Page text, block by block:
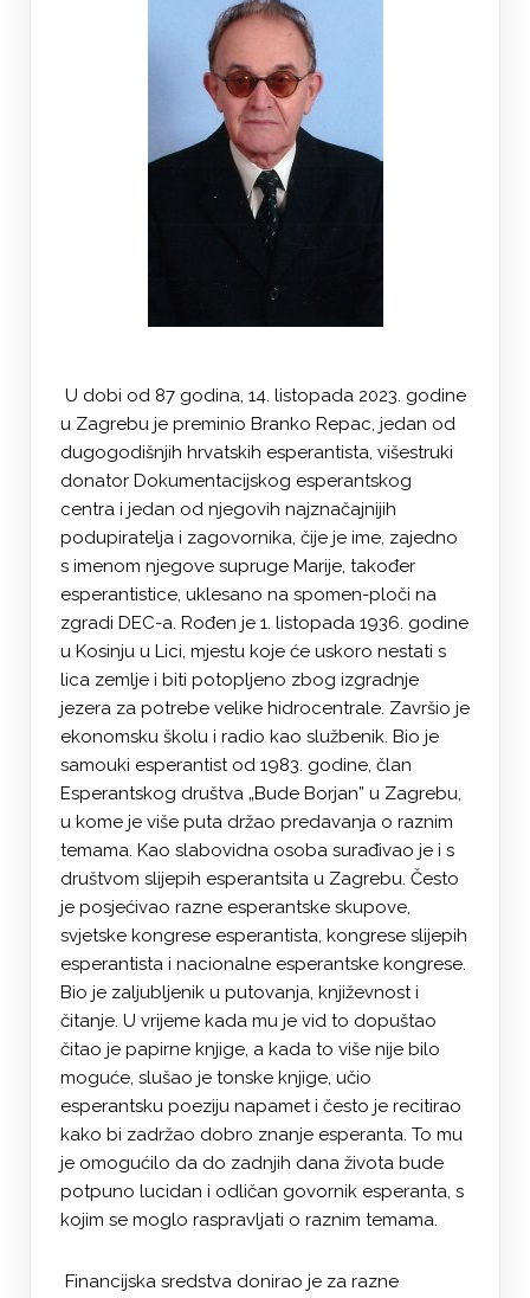
U dobi od 87 godina, 14. listopada 2023. godine
u Zagrebu je preminio Branko Repac, jedan od
dugogodišnjih hrvatskih esperantista, višestruki
donator Dokumentacijskog esperantskog
centra i jedan od njegovih najznačajnijih
podupiratelja i zagovornika, čije je ime, zajedno
s imenom njegove supruge Marije, također
esperantistice, uklesano na spomen-ploči na
zgradi DEC-a. Rođen je 1. listopada 1936. godine
u Kosinju u Lici, mjestu koje će uskoro nestati s
lica zemlje i biti potopljeno zbog izgradnje
jezera za potrebe velike hidrocentrale. Završio je
ekonomsku školu i radio kao službenik. Bio je
samouki esperantist od 1983. godine, član
Esperantskog društva „Bude Borjan” u Zagrebu,
u kome je više puta držao predavanja o raznim
temama. Kao slabovidna osoba surađivao je i s
društvom slijepih esperantsita u Zagrebu. Često
je posjećivao razne esperantske skupove,
svjetske kongrese esperantista, kongrese slijepih
esperantista i nacionalne esperantske kongrese.
Bio je zaljubljenik u putovanja, književnost i
čitanje. U vrijeme kada mu je vid to dopuštao
čitao je papirne knjige, a kada to više nije bilo
moguće, slušao je tonske knjige, učio
esperantsku poeziju napamet i često je recitirao
kako bi zadržao dobro znanje esperanta. To mu
je omogućilo da do zadnjih dana života bude
potpuno lucidan i odličan govornik esperanta, s
kojim se moglo raspravljati o raznim temama.
Financijska sredstva donirao je za razne